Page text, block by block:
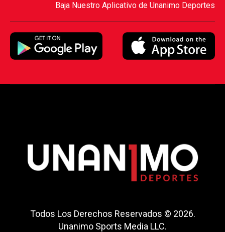
Baja Nuestro Aplicativo de Unanimo Deportes
Todos Los Derechos Reservados © 2026.
Unanimo Sports Media LLC.